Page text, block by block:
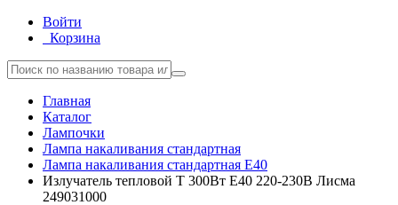
Войти
Корзина
Главная
Каталог
Лампочки
Лампа накаливания стандартная
Лампа накаливания стандартная E40
Излучатель тепловой Т 300Вт E40 220-230В Лисма
249031000